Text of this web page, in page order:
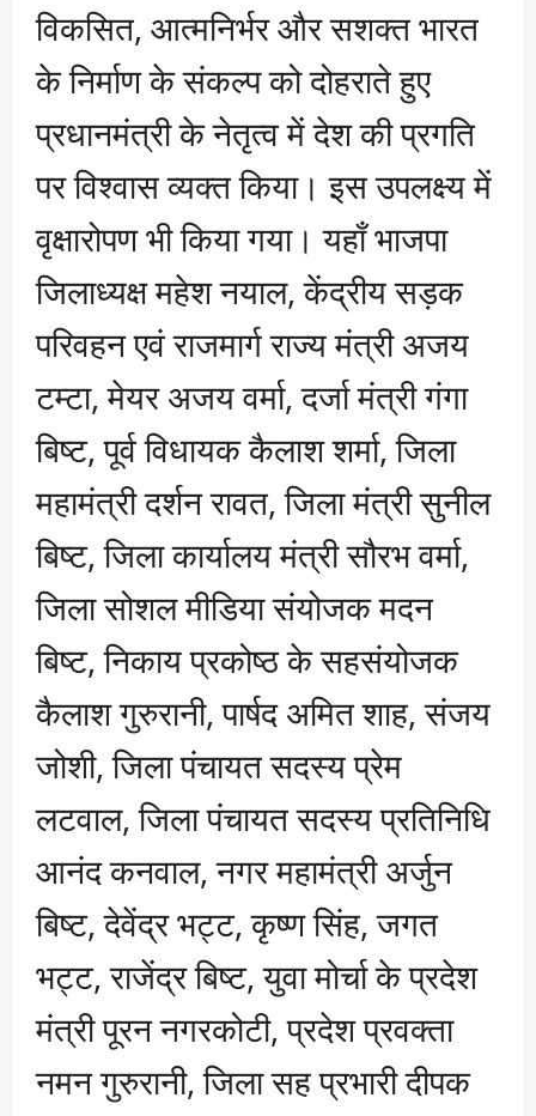
विकसित, आत्मनिर्भर और सशक्त भारत
के निर्माण के संकल्प को दोहराते हुए
प्रधानमंत्री के नेतृत्व में देश की प्रगति
पर विश्वास व्यक्त किया। इस उपलक्ष्य में
वृक्षारोपण भी किया गया। यहाँ भाजपा
जिलाध्यक्ष महेश नयाल, केंद्रीय सड़क
परिवहन एवं राजमार्ग राज्य मंत्री अजय
टम्टा, मेयर अजय वर्मा, दर्जा मंत्री गंगा
बिष्ट, पूर्व विधायक कैलाश शर्मा, जिला
महामंत्री दर्शन रावत, जिला मंत्री सुनील
बिष्ट, जिला कार्यालय मंत्री सौरभ वर्मा,
जिला सोशल मीडिया संयोजक मदन
बिष्ट, निकाय प्रकोष्ठ के सहसंयोजक
कैलाश गुरुरानी, पार्षद अमित शाह, संजय
जोशी, जिला पंचायत सदस्य प्रेम
लटवाल, जिला पंचायत सदस्य प्रतिनिधि
आनंद कनवाल, नगर महामंत्री अर्जुन
बिष्ट, देवेंद्र भट्ट, कृष्ण सिंह, जगत
भट्ट, राजेंद्र बिष्ट, युवा मोर्चा के प्रदेश
मंत्री पूरन नगरकोटी, प्रदेश प्रवक्ता
नमन गुरुरानी, जिला सह प्रभारी दीपक